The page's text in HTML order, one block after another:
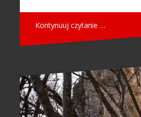
Kontynuuj czytanie …